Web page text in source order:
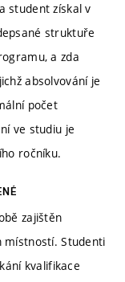
student získal v
struktuře
a zda
absolvování je
počet
ve studiu je
ročníku.
zajištěn
místností. Studenti
kvalifikace